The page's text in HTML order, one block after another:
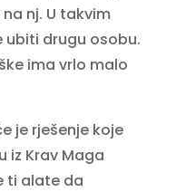
nj. U takvim
drugu osobu.
ima vrlo malo
je rješenje koje
iz Krav Maga
ti alate da